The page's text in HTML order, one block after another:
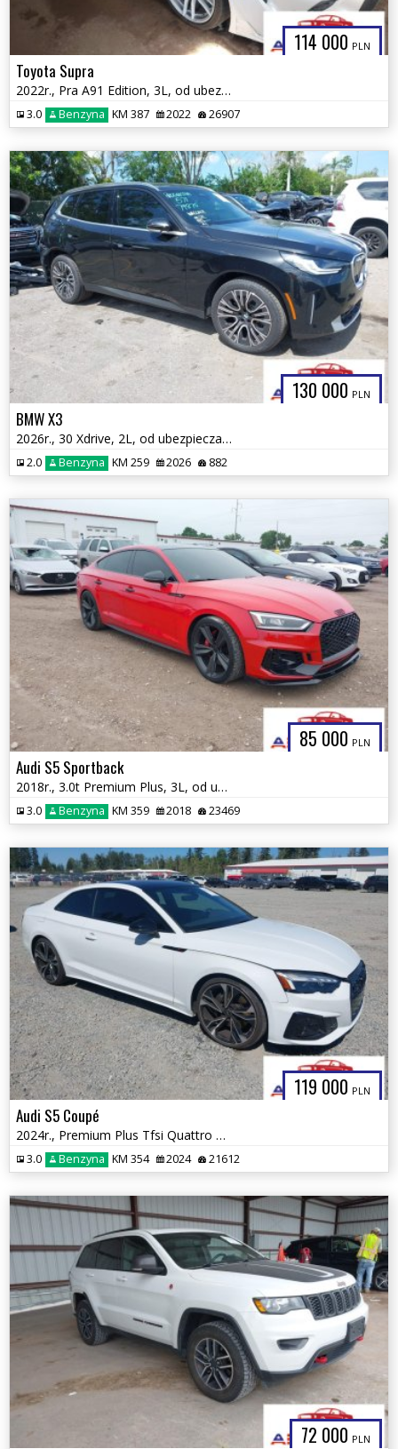
114 000 PLN
Toyota Supra
2022r., Pra A91 Edition, 3L, od ubezpieczalni
3.0 Benzyna KM 387 2022 26907
130 000 PLN
BMW X3
2026r., 30 Xdrive, 2L, od ubezpieczalni
2.0 Benzyna KM 259 2026 882
85 000 PLN
Audi S5 Sportback
2018r., 3.0t Premium Plus, 3L, od ubezpieczalni
3.0 Benzyna KM 359 2018 23469
119 000 PLN
Audi S5 Coupé
2024r., Premium Plus Tfsi Quattro Tiptronic, 3L, od ubezpieczalni
3.0 Benzyna KM 354 2024 21612
72 000 PLN